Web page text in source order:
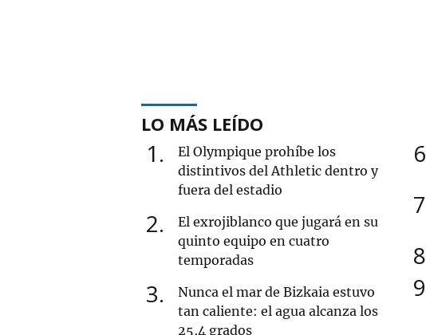
LO MÁS LEÍDO
1
El Olympique prohíbe los
distintivos del Athletic dentro y
fuera del estadio
2
El exrojiblanco que jugará en su
quinto equipo en cuatro
temporadas
3
Nunca el mar de Bizkaia estuvo
tan caliente: el agua alcanza los
25,4 grados
6
7
8
9